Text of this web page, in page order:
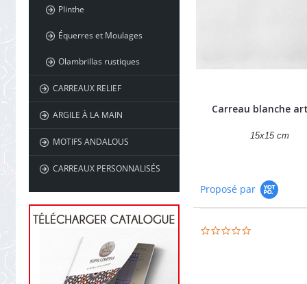
Plinthe
Équerres et Moulages
Olambrillas rustiques
CARREAUX RELIEF
ARGILE À LA MAIN
MOTIFS ANDALOUS
CARREAUX PERSONNALISÉS
Carreau blanche
15x15 cm
Proposé par